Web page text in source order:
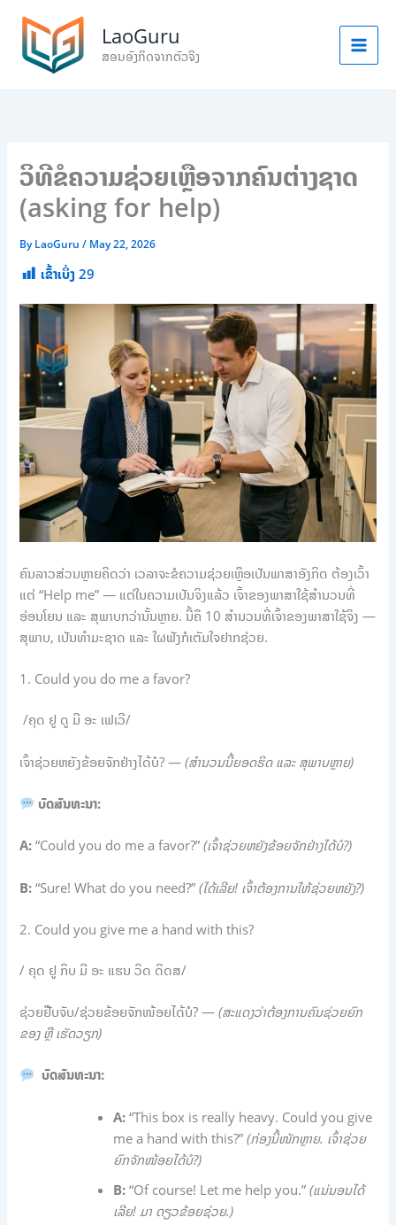
content
LaoGuru
ສອນອັງກິດຈາກຕົວຈິງ
ວິທີຂໍຄວາມຊ່ວຍເຫຼືອຈາກຄົນຕ່າງຊາດ
(asking for help)
ByLaoGuru/ May 22, 2026
ເຂົ້າເບິ່ງ 29
ຄົນລາວສ່ວນຫຼາຍຄິດວ່າ ເວລາຈະຂໍຄວາມຊ່ວຍເຫຼືອເປັນພາສາອັງກິດ ຕ້ອງເວົ້າ
ແຕ່ “Help me” — ແຕ່ໃນຄວາມເປັນຈິງແລ້ວ ເຈົ້າຂອງພາສາໃຊ້ສຳນວນທີ່
ອ່ອນໂຍນ ແລະ ສຸພາບກວ່ານັ້ນຫຼາຍ. ນີ້ຄື 10 ສຳນວນທີ່ເຈົ້າຂອງພາສາໃຊ້ຈິງ —
ສຸພາບ, ເປັນທຳມະຊາດ ແລະ ໃຜຟັງກໍເຕັມໃຈຢາກຊ່ວຍ.
1. Could you do me a favor?
/ຄຸດ ຢູ ດູ ມີ ອະ ເຟເວີ/
ເຈົ້າຊ່ວຍຫຍັງຂ້ອຍຈັກຢ່າງໄດ້ບໍ? —(ສຳນວນນີ້ຍອດຮິດ ແລະ ສຸພາບຫຼາຍ)
ບົດສົນທະນາ:
A: “Could you do me a favor?”(ເຈົ້າຊ່ວຍຫຍັງຂ້ອຍຈັກຢ່າງໄດ້ບໍ?)
B: “Sure! What do you need?”(ໄດ້ເລີຍ! ເຈົ້າຕ້ອງການໃຫ້ຊ່ວຍຫຍັງ?)
2. Could you give me a hand with this?
/ ຄຸດ ຢູ ກິບ ມີ ອະ ແຮນ ວິດ ດິດສ/
ຊ່ວຍຢິັບຈັບ/ຊ່ວຍຂ້ອຍຈັກໜ້ອຍໄດ້ບໍ? —(ສະແດງວ່າຕ້ອງການຄົນຊ່ວຍຍົກ
ຂອງ ຫຼື ເຮັດວຽກ)
ບົດສົນທະນາ:
A: “This box is really heavy. Could you give
me a hand with this?”(ກ່ອງນີ້ໜັກຫຼາຍ. ເຈົ້າຊ່ວຍ
ຍົກຈັກໜ້ອຍໄດ້ບໍ?)
B: “Of course! Let me help you.”(ແນ່ນອນໄດ້
ເລີຍ! ມາ ດຽວຂ້ອຍຊ່ວຍ.)
e
a
r